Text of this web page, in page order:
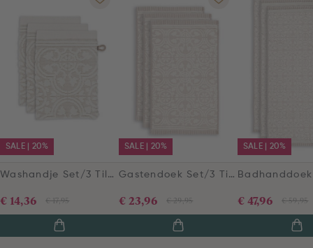
SALE | 20%
Washandje Set/3 Tile de Pip Khaki 16x22 cm
€ 17,95
€ 14,36
SALE | 20%
Gastendoek Set/3 Tile de Pip Khaki 30x50 cm
€ 29,95
€ 23,96
SALE | 20%
€ 59,95
€ 47,96